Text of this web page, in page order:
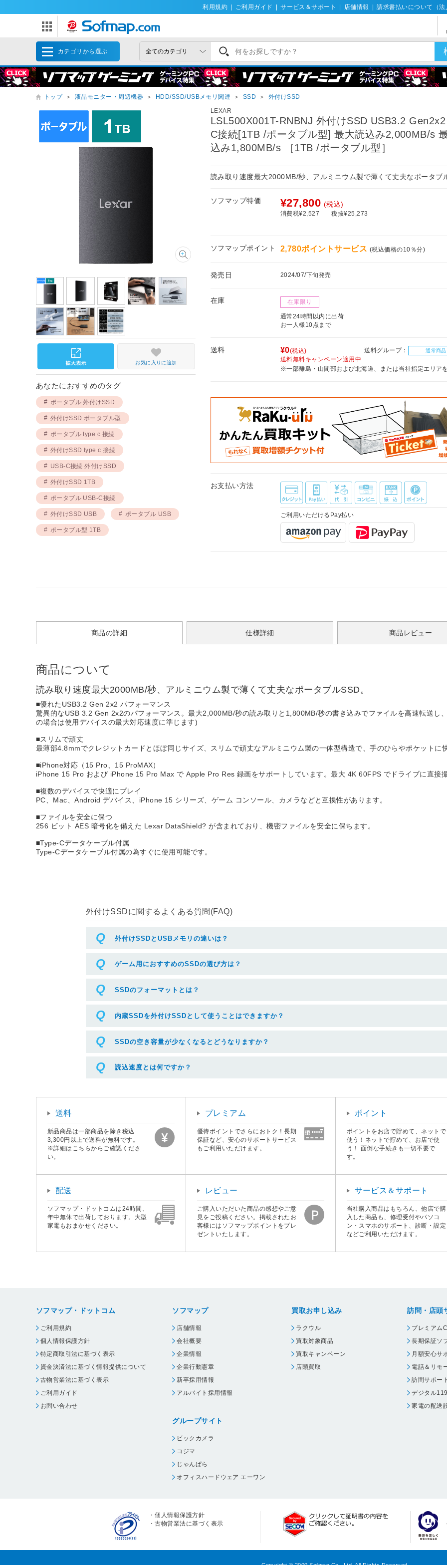
利用規約 ご利用ガイド サービス＆サポート 店舗情報 請求書払いについて（法
カテゴリから選ぶ
トップ ＞ 液晶モニター・周辺機器 ＞ HDD/SSD/USBメモリ関連 ＞ SSD ＞
外付けSSD
LEXAR
LSL500X001T-RNBNJ 外付けSSD USB3.2
C接続[1TB /ポータブル型] 最大読込み2,000MB/s
込み1,800MB/s ［1TB /ポータブル型］
読み取り速度最大2000MB/秒、アルミニウム製で薄くて丈夫なポータブ
ソフマップ特価 ¥27,800 (税込)
消費税¥2,527 税抜¥25,273
ソフマップポイント 2,780ポイントサービス (税込価格の10％分)
発売日 2024/07/下旬発売
在庫 在庫限り
通常24時間以内に出荷
お一人様10点まで
送料 ¥0(税込) 送料グループ： 通常商品
送料無料キャンペーン適用中
※一部離島・山間部および北海道、または当社指定エリア
お支払い方法
ご利用いただけるPay払い
お気に入りに追加
あなたにおすすめのタグ
ポータブル 外付けSSD
外付けSSD ポータブル型
ポータブル type c 接続
外付けSSD type c 接続
USB-C接続 外付けSSD
外付けSSD 1TB
ポータブル USB-C接続
外付けSSD USB ポータブル USB
ポータブル型 1TB
商品の詳細 仕様詳細 商品レビュー
商品について
読み取り速度最大2000MB/秒、アルミニウム製で薄くて丈夫なポータブルSSD。
■優れたUSB3.2 Gen 2x2 パフォーマンス
驚異的なUSB 3.2 Gen 2x2のパフォーマンス。最大2,000MB/秒の読み取りと1,800MB/秒の書き込みでファイルを高速転送し
の場合は使用デバイスの最大対応速度に準じます)
■スリムで頑丈
最薄部4.8mmでクレジットカードとほぼ同じサイズ、スリムで頑丈なアルミニウム製の一体型構造で、手のひらやポケットに
■iPhone対応（15 Pro、15 ProMAX）
iPhone 15 Pro および iPhone 15 Pro Max で Apple Pro Res 録画をサポートしています。最大 4K 60FPS でドライブに直接
■複数のデバイスで快適にプレイ
PC、Mac、Android デバイス、iPhone 15 シリーズ、ゲーム コンソール、カメラなどと互換性があります。
■ファイルを安全に保つ
256 ビット AES 暗号化を備えた Lexar DataShield? が含まれており、機密ファイルを安全に保ちます。
■Type-Cデータケーブル付属
Type-Cデータケーブル付属の為すぐに使用可能です。
外付けSSDに関するよくある質問(FAQ)
外付けSSDとUSBメモリの違いは？
ゲーム用におすすめのSSDの選び方は？
SSDのフォーマットとは？
内蔵SSDを外付けSSDとして使うことはできますか？
SSDの空き容量が少なくなるとどうなりますか？
読込速度とは何ですか？
送料
新品商品は一部商品を除き税込
3,300円以上で送料が無料です。
※詳細はこちらからご確認くださ
い。
プレミアム
優待ポイントでさらにおトク！長期
保証など、安心のサポートサービス
もご利用いただけます。
ポイント
ポイントをお店で貯めて、ネットで
使う！ネットで貯めて、お店で使
う！ 面倒な手続きも一切不要で
す。
配送
ソフマップ・ドットコムは24時間、
年中無休で出荷しております。大型
家電もおまかせください。
レビュー
ご購入いただいた商品の感想やご意
見をご投稿ください。掲載されたお
客様にはソフマップポイントをプレ
ゼントいたします。
サービス＆サポート
当社購入商品はもちろん、他店で購
入した商品も、修理受付やパソコ
ン・スマホのサポート、診断・設定
などご利用いただけます。
ソフマップ・ドットコム
ご利用規約
個人情報保護方針
特定商取引法に基づく表示
資金決済法に基づく情報提供について
古物営業法に基づく表示
ご利用ガイド
お問い合わせ
ソフマップ
店舗情報
会社概要
企業情報
企業行動憲章
新卒採用情報
アルバイト採用情報
グループサイト
ビックカメラ
コジマ
じゃんぱら
オフィスハードウェア エーワン
買取お申し込み
ラクウル
買取対象商品
買取キャンペーン
店頭買取
訪問・店頭
プレミアム
長期保証ソ
月額安心サ
電話＆リモ
訪問サポー
デジタル
家電の配送
・個人情報保護方針
・古物営業法に基づく表示